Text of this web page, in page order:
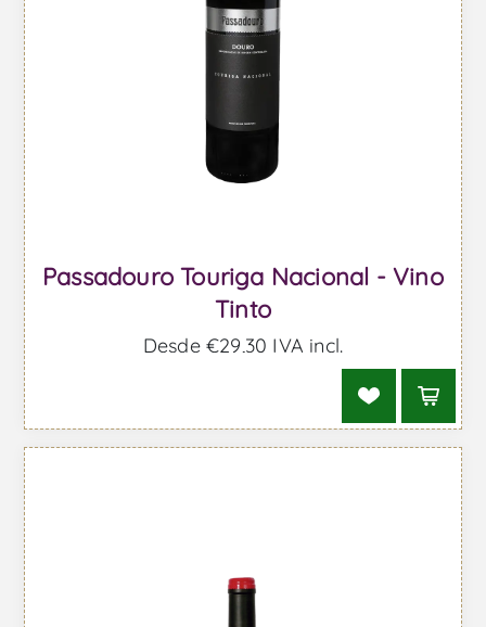
Passadouro Touriga Nacional - Vino
Tinto
Desde €29,30 IVA incl.